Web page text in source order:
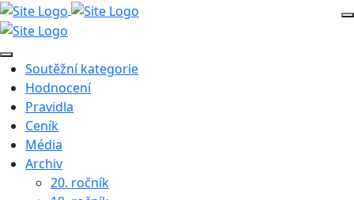
Soutěžní kategorie
Hodnocení
Pravidla
Ceník
Média
Archiv
20. ročník